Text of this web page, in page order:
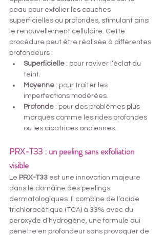
peau pour exfolier les couches
superficielles ou profondes, stimulant ainsi
le renouvellement cellulaire. Cette
procédure peut être réalisée à différentes
profondeurs :
Superficielle : pour raviver l’éclat du
teint.
Moyenne : pour traiter les
imperfections modérées.
Profonde : pour des problèmes plus
marqués comme les rides profondes
ou les cicatrices anciennes.
PRX-T33 : un peeling sans exfoliation
visible
Le PRX-T33 est une innovation majeure
dans le domaine des peelings
dermatologiques. Il combine de l’acide
trichloracétique (TCA) à 33% avec du
peroxyde d’hydrogène, une formule qui
pénètre en profondeur sans provoquer de